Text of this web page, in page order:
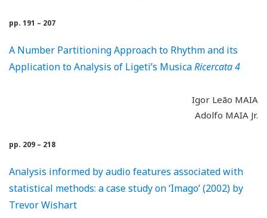
pp. 191 – 207
A Number Partitioning Approach to Rhythm and its
Application to Analysis of Ligeti’s MusicaRicercata 4
Igor Leão MAIA
Adolfo MAIA Jr.
pp. 209 – 218
Analysis informed by audio features associated with
statistical methods: a case study on ‘Imago’ (2002) by
Trevor Wishart